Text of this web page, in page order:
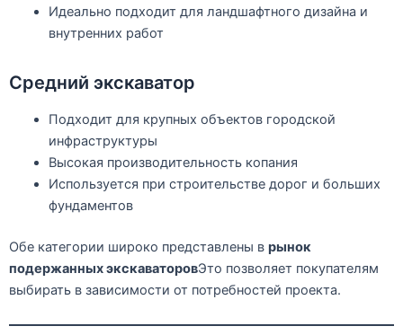
Идеально подходит для ландшафтного дизайна и
внутренних работ
Средний экскаватор
Подходит для крупных объектов городской
инфраструктуры
Высокая производительность копания
Используется при строительстве дорог и больших
фундаментов
Обе категории широко представлены в рынок
подержанных экскаваторовЭто позволяет покупателям
выбирать в зависимости от потребностей проекта.